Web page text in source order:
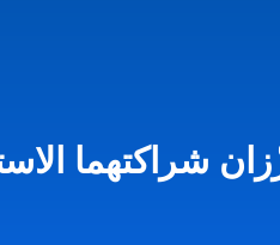
الاستراتيجية بـ28